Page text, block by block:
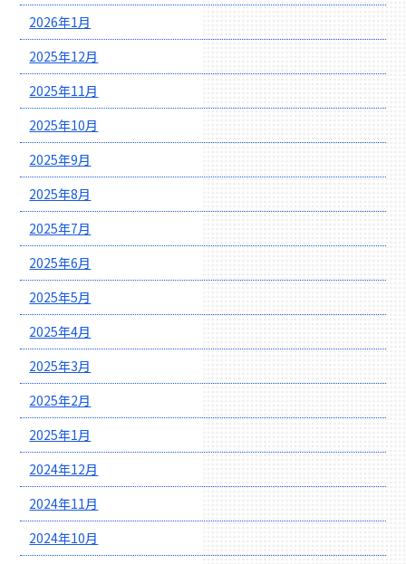
2026年1月
2025年12月
2025年11月
2025年10月
2025年9月
2025年8月
2025年7月
2025年6月
2025年5月
2025年4月
2025年3月
2025年2月
2025年1月
2024年12月
2024年11月
2024年10月